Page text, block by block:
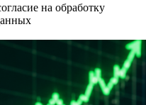
на обработку